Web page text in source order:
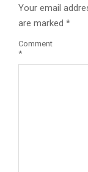
Your email
are marked *
Comment
*